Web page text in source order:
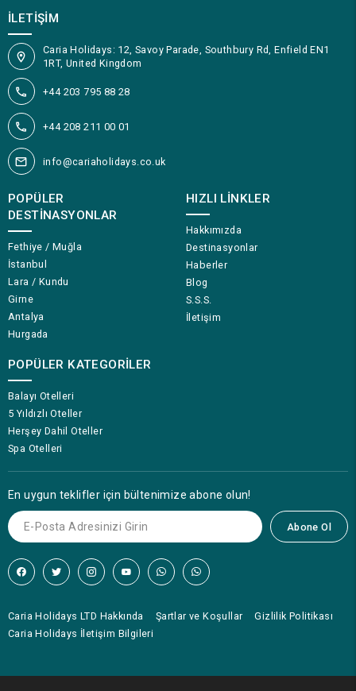
İLETIŞIM
Caria Holidays: 12, Savoy Parade, Southbury Rd, Enfield EN1
1RT, United Kingdom
+44 203 795 88 28
+44 208 211 00 01
info@cariaholidays.co.uk
POPÜLER
DESTINASYONLAR
Fethiye / Muğla
İstanbul
Lara / Kundu
Girne
Antalya
Hurgada
POPÜLER KATEGORILER
Balayı Otelleri
5 Yıldızlı Oteller
Herşey Dahil Oteller
Spa Otelleri
HIZLI LINKLER
Hakkımızda
Destinasyonlar
Haberler
Blog
S.S.S.
İletişim
En uygun teklifler için bültenimize abone olun!
Abone Ol
Caria Holidays LTD Hakkında Şartlar ve Koşullar
Gizlilik Politikası
Caria Holidays İletişim Bilgileri